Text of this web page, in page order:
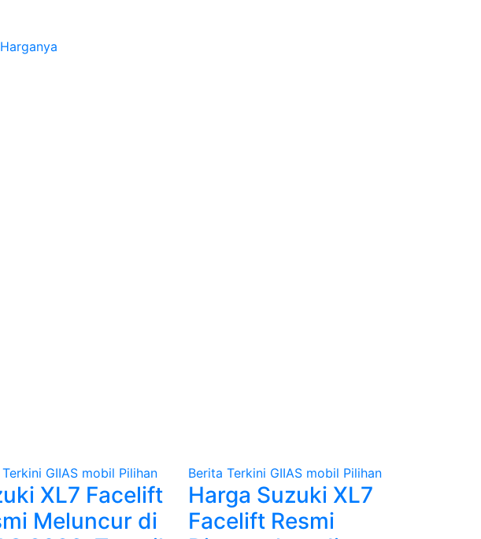
GIIAS mobil Pilihan
XL7 Facelift
Meluncur di
Berita Terkini GIIAS mobil Pilihan
Harga Suzuki XL7
Facelift Resmi